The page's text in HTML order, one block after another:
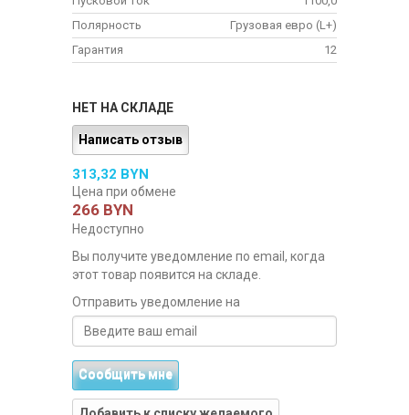
Полярность
Грузовая евро (L+)
Гарантия
12
НЕТ НА СКЛАДЕ
Написать отзыв
313,32 BYN
Цена при обмене
266 BYN
Недоступно
Вы получите уведомление по email, когда
этот товар появится на складе.
Отправить уведомление на
Сообщить мне